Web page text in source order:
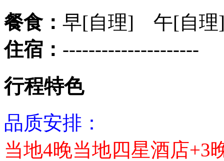
餐食： 早[自理] 午[自
住宿： ---------------------
行程特色
品质安排：
当地4晚当地四星酒店+3